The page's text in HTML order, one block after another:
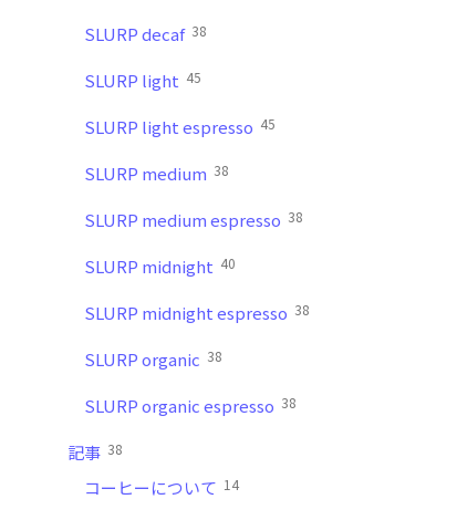
SLURP decaf 38
SLURP light 45
SLURP light espresso 45
SLURP medium 38
SLURP medium espresso 38
SLURP midnight 40
SLURP midnight espresso 38
SLURP organic 38
SLURP organic espresso 38
記事 38
コーヒーについて 14